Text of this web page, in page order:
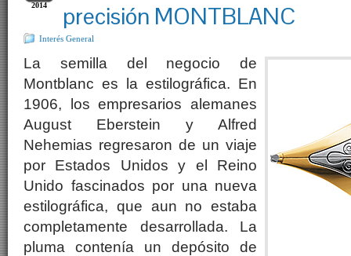
2014
precisión MONTBLANC
Interés General
La semilla del negocio de
Montblanc es la estilográfica. En
1906, los empresarios alemanes
August Eberstein y Alfred
Nehemias regresaron de un viaje
por Estados Unidos y el Reino
Unido fascinados por una nueva
estilográfica, que aun no estaba
completamente desarrollada. La
pluma contenía un depósito de